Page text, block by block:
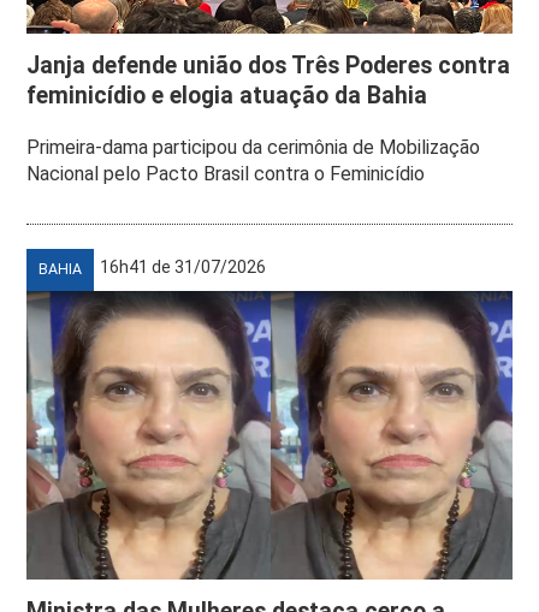
Janja defende união dos Três Poderes contra
feminicídio e elogia atuação da Bahia
Primeira-dama participou da cerimônia de Mobilização
Nacional pelo Pacto Brasil contra o Feminicídio
BAHIA 16h41 de 31/07/2026